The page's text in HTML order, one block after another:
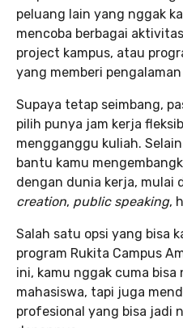
peluang lain yang nggak
mencoba berbagai
project kampus, atau
yang memberi
Supaya tetap seimbang,
pilih punya jam kerja
mengganggu kuliah.
bantu kamu
dengan dunia kerja, mulai
creation, public speaking,
Salah satu opsi yang bisa
program Rukita Campus
ini, kamu nggak cuma bisa
mahasiswa, tapi juga
profesional yang bisa jadi